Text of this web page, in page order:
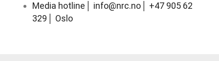
Media hotline info@nrc.no
+47 905 62
329
Oslo